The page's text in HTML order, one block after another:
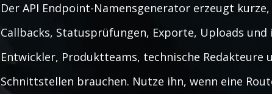
Der API Endpoint-Namensgenerator erzeugt
Callbacks, Statusprüfungen, Exporte, Uploads
Entwickler, Produktteams, technische Redakteure
Schnittstellen brauchen. Nutze ihn, wenn eine